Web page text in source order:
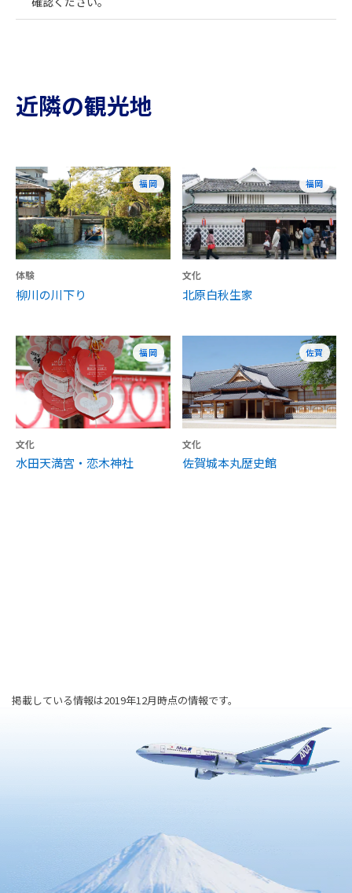
近隣の観光地
福岡
体験
柳川の川下り
福岡
文化
北原白秋生家
福岡
文化
水田天満宮・恋木神社
佐賀
文化
佐賀城本丸歴史館
掲載している情報は2019年12月時点の情報です。